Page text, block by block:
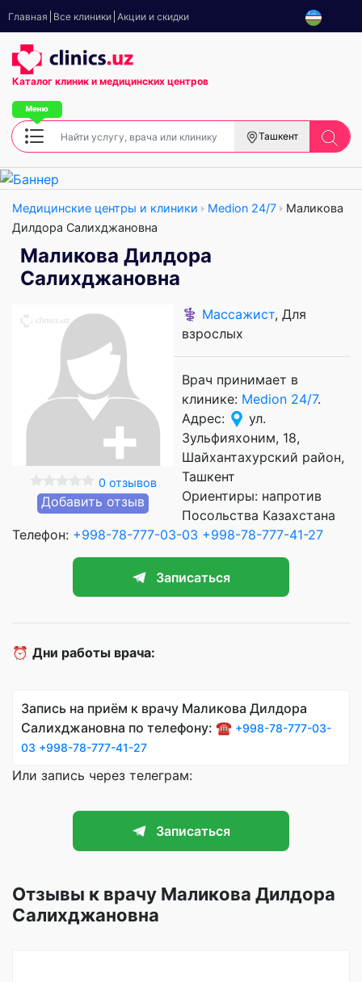
Главная Все клиники Акции и скидки
Каталог клиник и медицинских центров
Ташкент
Медицинские центры и клиники Medion 24/7
Маликова
Дилдора Салихджановна
Маликова Дилдора
Салихджановна
0 отзывов
Добавить отзыв
⚕️ Массажист, Для
взрослых
Врач принимает в
клинике: Medion 24/7.
Адрес:
ул.
Зульфияхоним, 18,
Шайхантахурский район,
Ташкент
Ориентиры: напротив
Посольства Казахстана
Телефон: +998-78-777-03-03 +998-78-777-41-27
Записаться
⏰ Дни работы врача:
Запись на приём к врачу Маликова Дилдора
Салихджановна по телефону: ☎️ +998-78-777-03-
03 +998-78-777-41-27
Или запись через телеграм:
Записаться
Отзывы к врачу Маликова Дилдора
Салихджановна